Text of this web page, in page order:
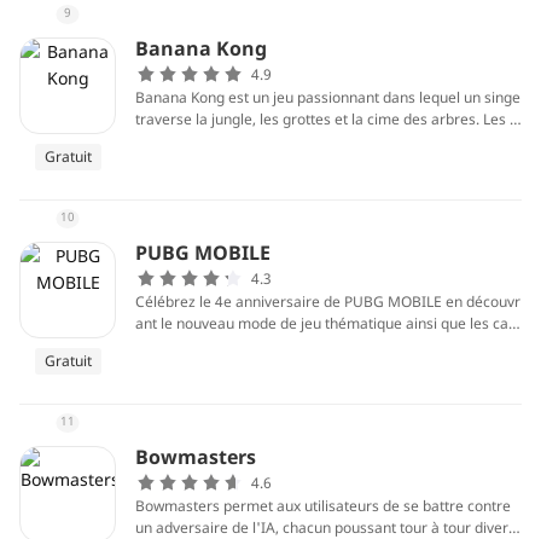
9
Gratuit
Banana Kong
4.9
Banana Kong est un jeu passionnant dans lequel un singe
traverse la jungle, les grottes et la cime des arbres. Les jo
10
Gratuit
PUBG MOBILE
4.3
Célébrez le 4e anniversaire de PUBG MOBILE en découvr
ant le nouveau mode de jeu thématique ainsi que les cart
11
Bowmasters
4.6
Bowmasters permet aux utilisateurs de se battre contre
un adversaire de l'IA, chacun poussant tour à tour divers